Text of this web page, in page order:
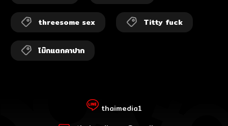
threesome sex Titty fuck
โม๊กแตกคาปาก
thaimedia1